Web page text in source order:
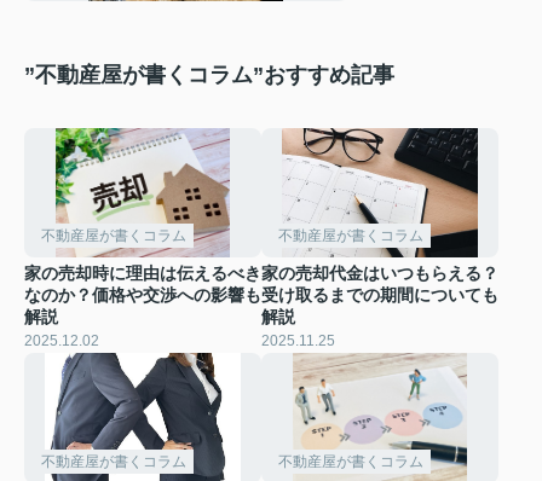
”不動産屋が書くコラム”おすすめ記事
不動産屋が書くコラム
家の売却時に理由は伝えるべき
なのか？価格や交渉への影響も
解説
2025.12.02
不動産屋が書くコラム
家の売却代金はいつもらえる？
受け取るまでの期間についても
解説
2025.11.25
不動産屋が書くコラム 不動産屋が書くコラム